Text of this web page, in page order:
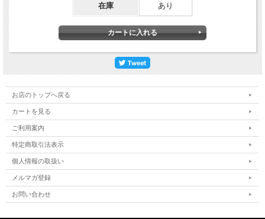
在庫 あり
お店のトップへ戻る
カートを見る
ご利用案内
特定商取引法表示
個人情報の取扱い
メルマガ登録
お問い合わせ